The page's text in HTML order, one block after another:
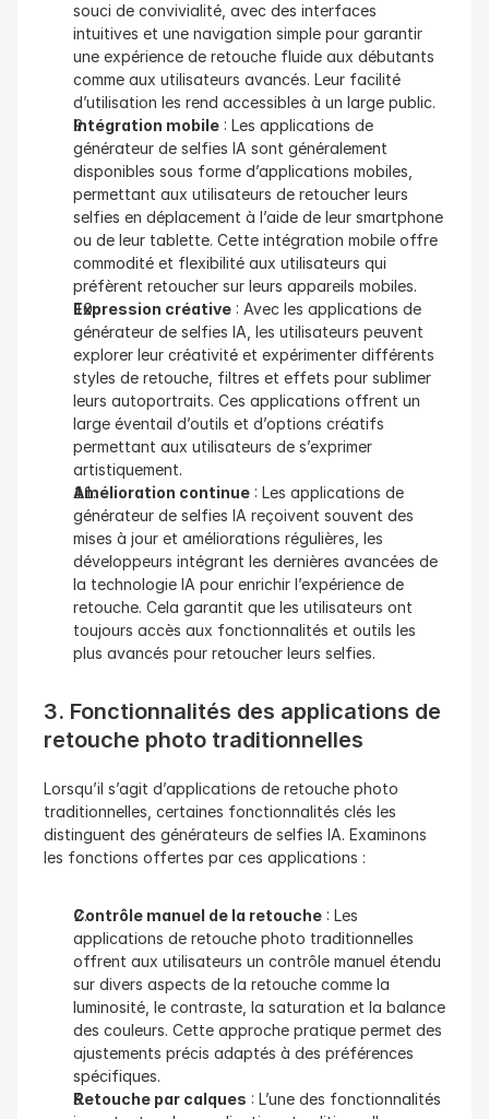
souci de convivialité, avec des interfaces
intuitives et une navigation simple pour garantir
une expérience de retouche fluide aux débutants
comme aux utilisateurs avancés. Leur facilité
d’utilisation les rend accessibles à un large public.
Intégration mobile : Les applications de
générateur de selfies IA sont généralement
disponibles sous forme d’applications mobiles,
permettant aux utilisateurs de retoucher leurs
selfies en déplacement à l’aide de leur smartphone
ou de leur tablette. Cette intégration mobile offre
commodité et flexibilité aux utilisateurs qui
préfèrent retoucher sur leurs appareils mobiles.
Expression créative : Avec les applications de
générateur de selfies IA, les utilisateurs peuvent
explorer leur créativité et expérimenter différents
styles de retouche, filtres et effets pour sublimer
leurs autoportraits. Ces applications offrent un
large éventail d’outils et d’options créatifs
permettant aux utilisateurs de s’exprimer
artistiquement.
Amélioration continue : Les applications de
générateur de selfies IA reçoivent souvent des
mises à jour et améliorations régulières, les
développeurs intégrant les dernières avancées de
la technologie IA pour enrichir l’expérience de
retouche. Cela garantit que les utilisateurs ont
toujours accès aux fonctionnalités et outils les
plus avancés pour retoucher leurs selfies.
3. Fonctionnalités des applications de
retouche photo traditionnelles
Lorsqu’il s’agit d’applications de retouche photo
traditionnelles, certaines fonctionnalités clés les
distinguent des générateurs de selfies IA. Examinons
les fonctions offertes par ces applications :
Contrôle manuel de la retouche : Les
applications de retouche photo traditionnelles
offrent aux utilisateurs un contrôle manuel étendu
sur divers aspects de la retouche comme la
luminosité, le contraste, la saturation et la balance
des couleurs. Cette approche pratique permet des
ajustements précis adaptés à des préférences
spécifiques.
Retouche par calques : L’une des fonctionnalités